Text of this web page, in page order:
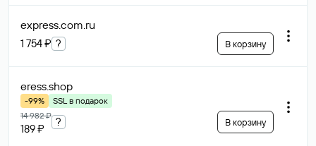
express.com.ru
1 754 ₽ ? В корзину
eress.shop
-99%
SSL в подарок
14 982 ₽
189 ₽
? В корзину